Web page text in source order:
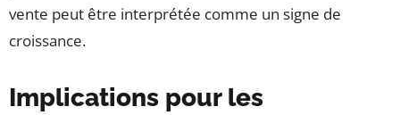
vente peut être interprétée comme un signe de
croissance.
Implications pour les